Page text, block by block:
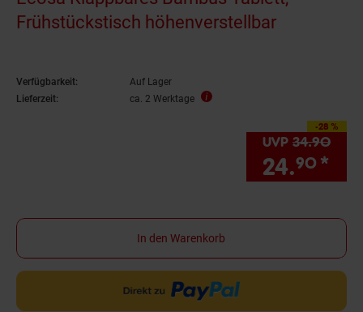
Frühstückstisch höhenverstellbar
Verfügbarkeit:
Auf Lager
Lieferzeit:
ca. 2 Werktage
-28 %
Sie Sparen 28
UVP 34.90
24.90 *
In den Warenkorb